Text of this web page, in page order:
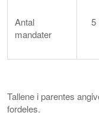
Antal
mandater
5
Tallene i parentes
fordeles.